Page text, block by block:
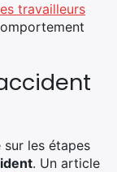
travailleurs
sur les étapes
. Un article